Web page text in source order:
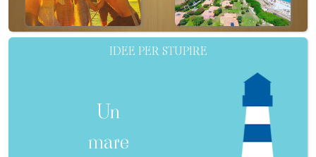
IDEE PER STUPIRE
Un
mare